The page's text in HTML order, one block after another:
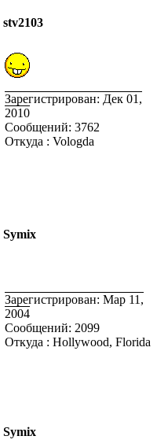
stv2103
Зарегистрирован: Дек 01,
2010
Сообщений: 3762
Откуда : Vologda
Symix
Зарегистрирован: Мар 11,
2004
Сообщений: 2099
Откуда : Hollywood, Florida
Symix